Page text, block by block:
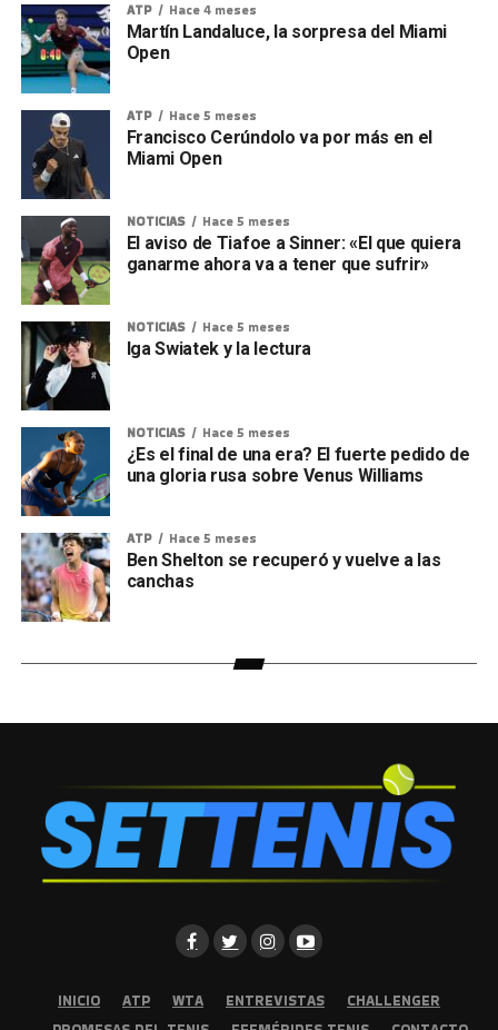
ATP Hace 4 meses
Martín Landaluce, la sorpresa del Miami
Open
ATP Hace 5 meses
Francisco Cerúndolo va por más en el
Miami Open
NOTICIAS Hace 5 meses
El aviso de Tiafoe a Sinner: «El que quiera
ganarme ahora va a tener que sufrir»
NOTICIAS Hace 5 meses
Iga Swiatek y la lectura
NOTICIAS Hace 5 meses
¿Es el final de una era? El fuerte pedido de
una gloria rusa sobre Venus Williams
ATP Hace 5 meses
Ben Shelton se recuperó y vuelve a las
canchas
INICIO ATP WTA ENTREVISTAS
CHALLENGER